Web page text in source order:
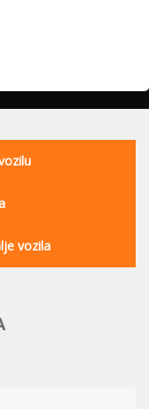
vozila